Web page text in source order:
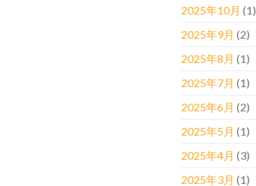
2025年10月 (1)
2025年9月 (2)
2025年8月 (1)
2025年7月 (1)
2025年6月 (2)
2025年5月 (1)
2025年4月 (3)
2025年3月 (1)